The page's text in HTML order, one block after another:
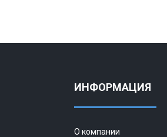
ИНФОРМАЦИЯ
О компании